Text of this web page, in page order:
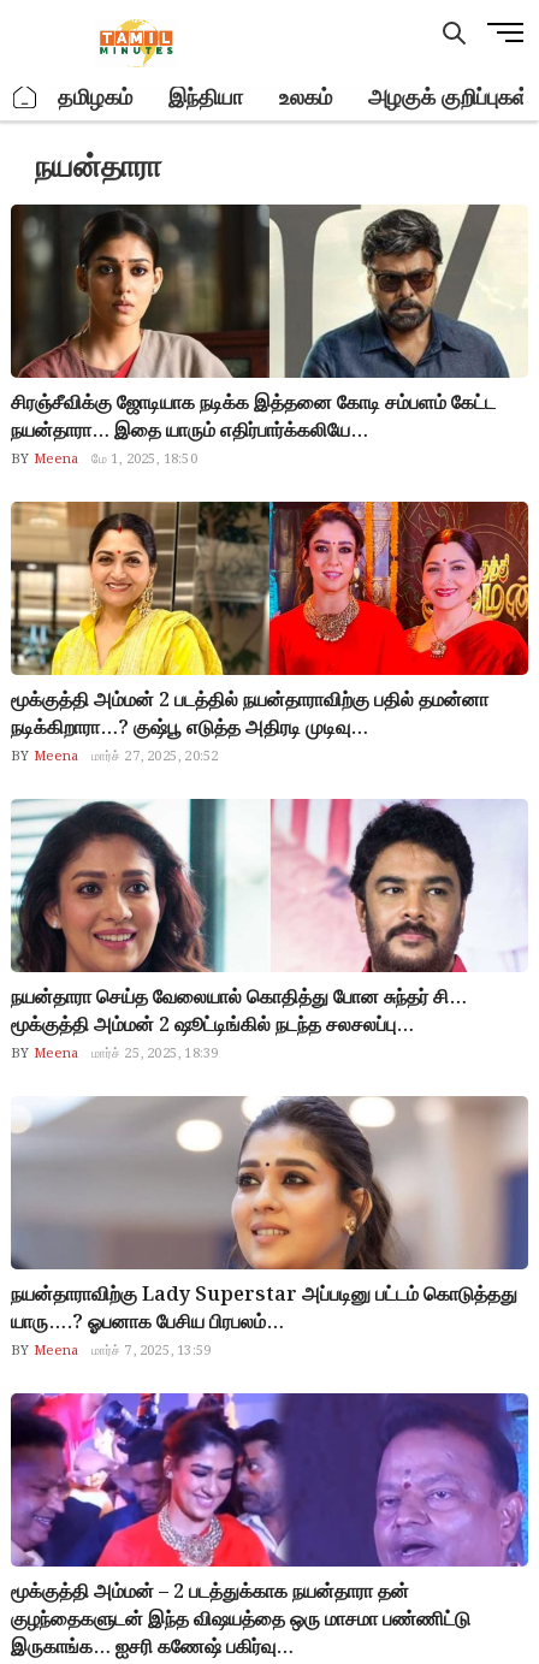
M
u
t
. தமிழகம் இந்தியா உலகம் அழகுக் குறிப்புகள்
நயன்தாரா
சிரஞ்சீவிக்கு ஜோடியாக நடிக்க இத்தனை கோடி சம்பளம் கேட்ட
நயன்தாரா… இதை யாரும் எதிர்பார்க்கலியே…
BY Meena மே 1, 2025, 18:50
மூக்குத்தி அம்மன் 2 படத்தில் நயன்தாராவிற்கு பதில் தமன்னா
நடிக்கிறாரா…? குஷ்பூ எடுத்த அதிரடி முடிவு…
BY Meena மார்ச் 27, 2025, 20:52
நயன்தாரா செய்த வேலையால் கொதித்து போன சுந்தர் சி…
மூக்குத்தி அம்மன் 2 ஷூட்டிங்கில் நடந்த சலசலப்பு…
BY Meena மார்ச் 25, 2025, 18:39
நயன்தாராவிற்கு Lady Superstar அப்படினு பட்டம் கொடுத்தது
யாரு….? ஓபனாக பேசிய பிரபலம்…
BY Meena மார்ச் 7, 2025, 13:59
மூக்குத்தி அம்மன் – 2 படத்துக்காக நயன்தாரா தன்
குழந்தைகளுடன் இந்த விஷயத்தை ஒரு மாசமா பண்ணிட்டு
இருகாங்க… ஐசரி கணேஷ் பகிர்வு…